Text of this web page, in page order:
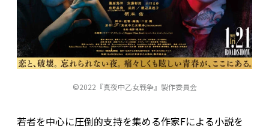
©2022『真夜中乙女戦争』製作委員会
若者を中心に圧倒的支持を集める作家Fによる小説を